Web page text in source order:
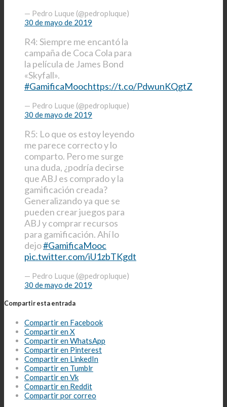
— Pedro Luque (@pedropluque)
30 de mayo de 2019
R4: Siempre me encantó la
campaña de Coca Cola para
la película de James Bond
«Skyfall».
#GamificaMoochttps://t.co/PdwunKQgtZ
— Pedro Luque (@pedropluque)
30 de mayo de 2019
R5: Lo que os estoy leyendo
me parece correcto y lo
comparto. Pero me surge
una duda, ¿podría decirse
que ABJ es comprado y la
gamificación creada?
Generalizando ya que se
pueden crear juegos para
ABJ y comprar recursos
para gamificación. Ahí lo
dejo#GamificaMooc
pic.twitter.com/iU1zbTKgdt
— Pedro Luque (@pedropluque)
30 de mayo de 2019
Compartir esta entrada
Compartir en Facebook
Compartir en X
Compartir en WhatsApp
Compartir en Pinterest
Compartir en LinkedIn
Compartir en Tumblr
Compartir en Vk
Compartir en Reddit
Compartir por correo